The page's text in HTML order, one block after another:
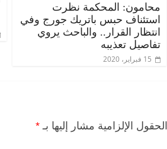
محامون: المحكمة نظرت
استئناف حبس باتريك جورج وفي
انتظار القرار.. والباحث يروي
تفاصيل تعذيبه
15 فبراير، 2020
الحقول الإلزامية مشار إليها بـ *